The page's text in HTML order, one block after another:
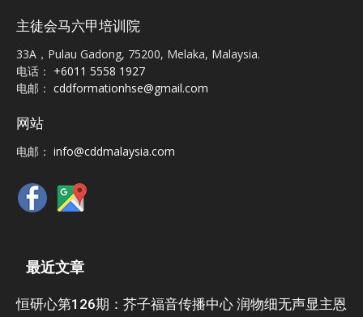
主徒会马六甲培训院
33A，Pulau Gadong, 75200, Melaka, Malaysia.
电话： +6011 5558 1927
电邮： cddformationhse@gmail.com
网站
电邮： info@cddmalaysia.com
最近文章
恒研心第126期：芥子福音传播中心 润物细无声显主恩